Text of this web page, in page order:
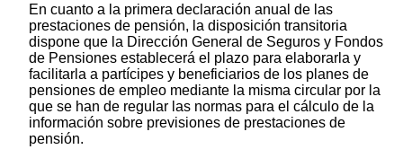
En cuanto a la primera declaración anual de las
prestaciones de pensión, la disposición transitoria
dispone que la Dirección General de Seguros y Fondos
de Pensiones establecerá el plazo para elaborarla y
facilitarla a partícipes y beneficiarios de los planes de
pensiones de empleo mediante la misma circular por la
que se han de regular las normas para el cálculo de la
información sobre previsiones de prestaciones de
pensión.